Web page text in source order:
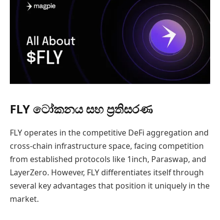
FLY ටෝකනය සහ ප‍්‍රතිසරණ
FLY operates in the competitive DeFi aggregation and
cross-chain infrastructure space, facing competition
from established protocols like 1inch, Paraswap, and
LayerZero. However, FLY differentiates itself through
several key advantages that position it uniquely in the
market.